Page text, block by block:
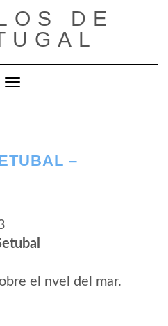
DE
Cambiar modo de navegación
–
el nvel del mar.